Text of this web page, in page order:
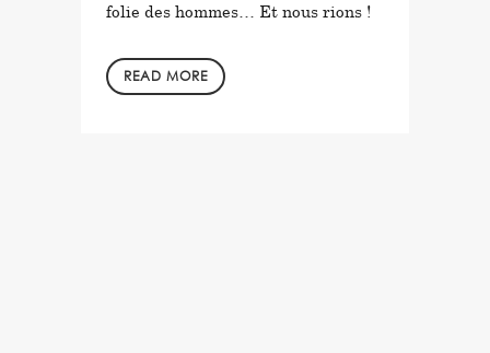
folie des hommes… Et nous rions !
READ MORE